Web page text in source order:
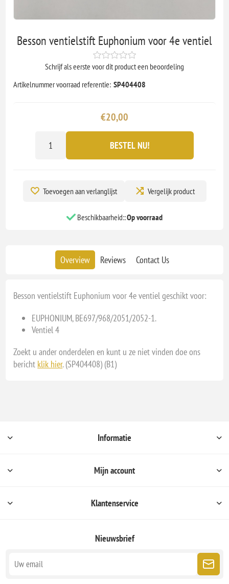
Besson ventielstift Euphonium voor 4e ventiel
Schrijf als eerste voor dit product een beoordeling
Artikelnummer voorraad referentie: SP404408
€20,00
BESTEL NU!
Toevoegen aan verlanglijst Vergelijk product
Beschikbaarheid::Op voorraad
Overview Reviews Contact Us
Besson ventielstift Euphonium voor 4e ventiel geschikt voor:
EUPHONIUM, BE697/968/2051/2052-1.
Ventiel 4
Zoekt u ander onderdelen en kunt u ze niet vinden doe ons
bericht klik hier. (SP404408) (B1)
Informatie
Mijn account
Klantenservice
Nieuwsbrief